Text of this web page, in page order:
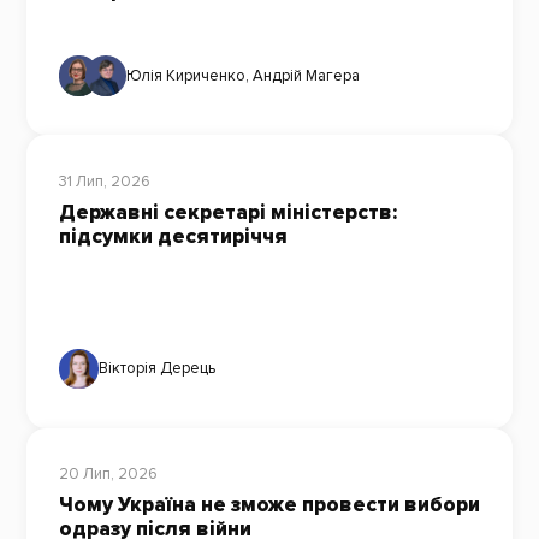
Юлія Кириченко, Андрій Магера
31 Лип, 2026
Державні секретарі міністерств:
підсумки десятиріччя
Вікторія Дерець
20 Лип, 2026
Чому Україна не зможе провести вибори
одразу після війни